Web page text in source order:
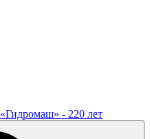
«Гидромаш» - 220 лет